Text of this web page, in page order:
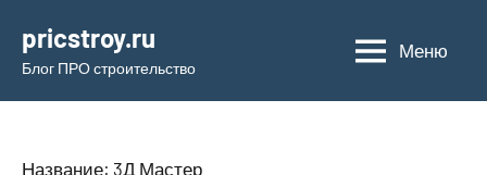
содержимому
pricstroy.ru
Блог ПРО строительство
Меню
Название: 3Д Мастер